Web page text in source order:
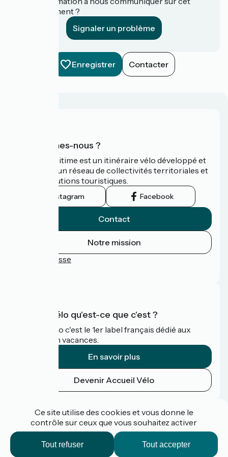
établissement ?
Signaler un problème
Enregistrer Contacter
Qui sommes-nous ?
La Vélomaritime est un itinéraire vélo développé et
promu par un réseau de collectivités territoriales et
leurs institutions touristiques.
Instagram Facebook
Contact
Notre mission
Espace Presse
Accueil Vélo qu'est-ce que c'est ?
Accueil Vélo c'est le 1er label français dédié aux
cyclistes en vacances.
En savoir plus
Devenir Accueil Vélo
Espace pro / presse
Ce site utilise des cookies et vous donne le
contrôle sur ceux que vous souhaitez activer
Tout accepter
Tout refuser